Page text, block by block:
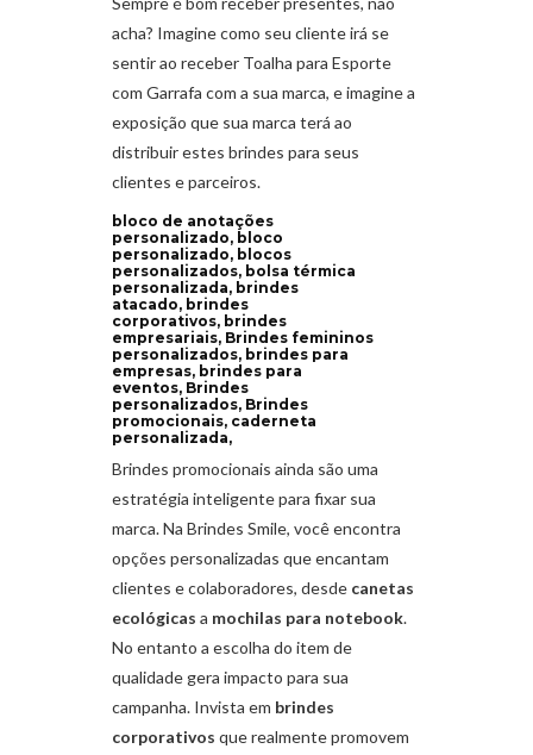
acha? Imagine como seu cliente irá se
sentir ao receber Toalha para Esporte
com Garrafa com a sua marca, e imagine a
exposição que sua marca terá ao
distribuir estes brindes para seus
clientes e parceiros.
bloco de anotações
personalizado, bloco
personalizado, blocos
personalizados, bolsa térmica
personalizada, brindes
atacado, brindes
corporativos, brindes
empresariais, Brindes femininos
personalizados, brindes para
empresas, brindes para
eventos, Brindes
personalizados, Brindes
promocionais, caderneta
personalizada,
Brindes promocionais ainda são uma
estratégia inteligente para fixar sua
marca. Na Brindes Smile, você encontra
opções personalizadas que encantam
clientes e colaboradores, desde canetas
ecológicas a mochilas para notebook.
No entanto a escolha do item de
qualidade gera impacto para sua
campanha. Invista em brindes
corporativos que realmente promovem